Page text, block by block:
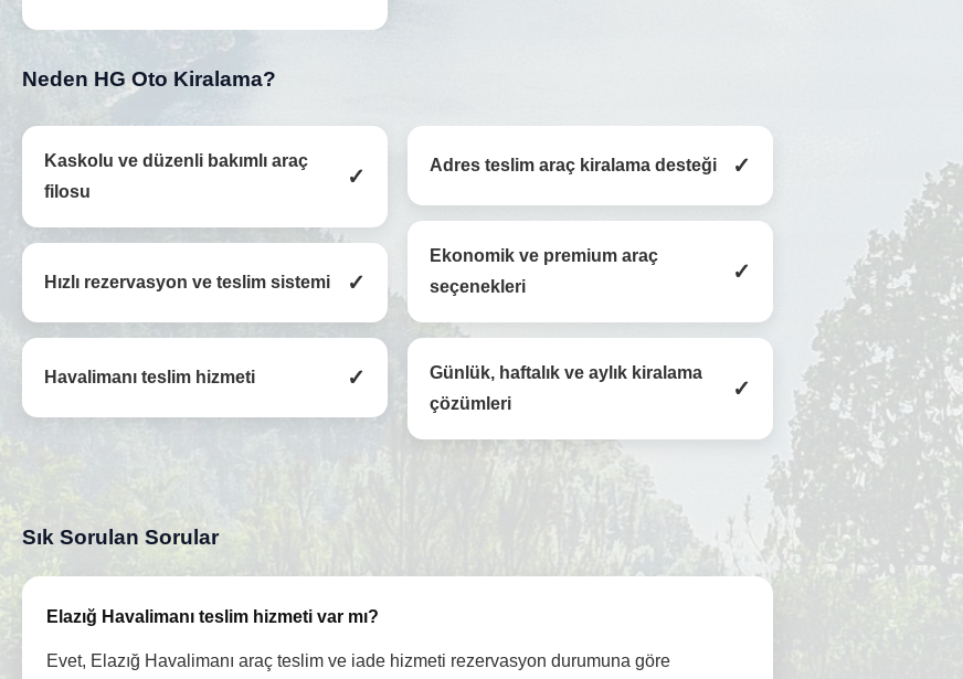
Neden HG Oto Kiralama?
Kaskolu ve düzenli bakımlı araç
filosu
✓
Hızlı rezervasyon ve teslim sistemi ✓
Havalimanı teslim hizmeti ✓
Adres teslim araç kiralama desteği ✓
Ekonomik ve premium araç
seçenekleri
✓
Günlük, haftalık ve aylık kiralama
çözümleri
✓
Sık Sorulan Sorular
Elazığ Havalimanı teslim hizmeti var mı?
Evet, Elazığ Havalimanı araç teslim ve iade hizmeti rezervasyon durumuna göre